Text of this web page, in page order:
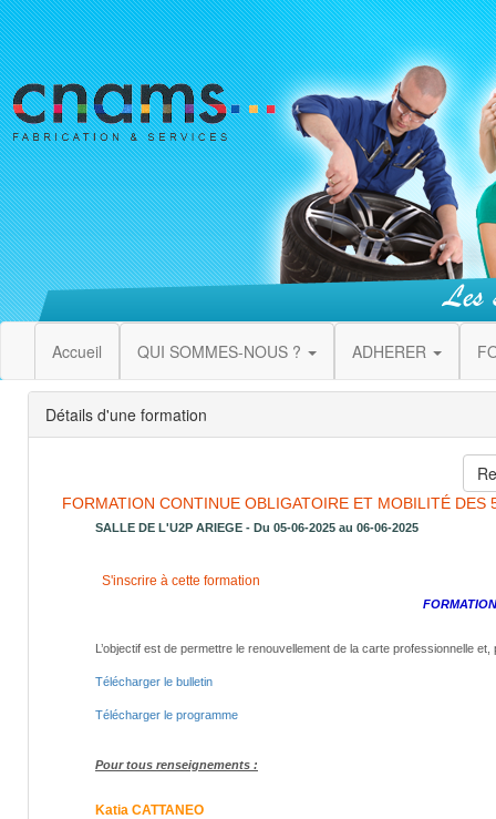
Accueil QUI SOMMES-NOUS ? ADHERER
Détails d'une formation
FORMATION CONTINUE OBLIGATOIRE ET MOBILITÉ DES
SALLE DE L'U2P ARIEGE - Du 05-06-2025 au 06-06-2025
S'inscrire à cette formation
L’objectif est de permettre le renouvellement de la carte professionnelle
Télécharger le bulletin
Télécharger le programme
Pour tous renseignements :
Katia CATTANEO